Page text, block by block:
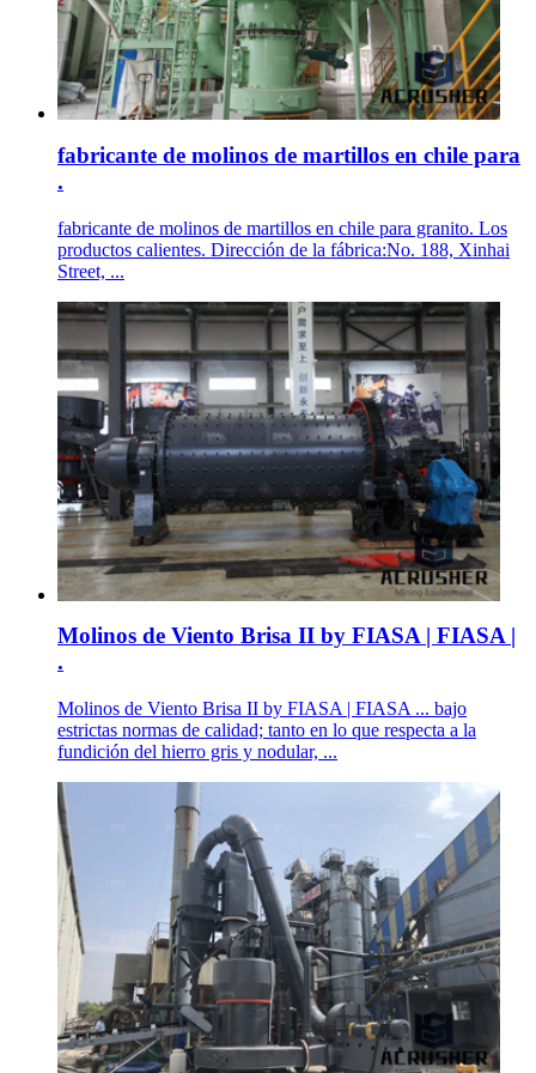
fabricante de molinos de martillos en chile para
.
fabricante de molinos de martillos en chile para granito. Los
productos calientes. Dirección de la fábrica:No. 188, Xinhai
Street, ...
Molinos de Viento Brisa II by FIASA | FIASA |
.
Molinos de Viento Brisa II by FIASA | FIASA ... bajo
estrictas normas de calidad; tanto en lo que respecta a la
fundición del hierro gris y nodular, ...